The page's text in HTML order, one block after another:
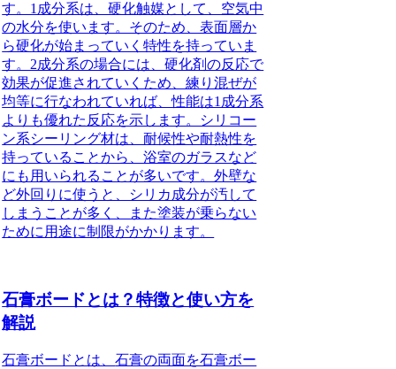
す。1成分系は、硬化触媒として、空気中
の水分を使います。そのため、表面層か
ら硬化が始まっていく特性を持っていま
す。2成分系の場合には、硬化剤の反応で
効果が促進されていくため、練り混ぜが
均等に行なわれていれば、性能は1成分系
よりも優れた反応を示します。シリコー
ン系シーリング材は、耐候性や耐熱性を
持っていることから、浴室のガラスなど
にも用いられることが多いです。外壁な
ど外回りに使うと、シリカ成分が汚して
しまうことが多く、また塗装が乗らない
ために用途に制限がかかります。
石膏ボードとは？特徴と使い方を
解説
石膏ボードとは、石膏の両面を石膏ボー